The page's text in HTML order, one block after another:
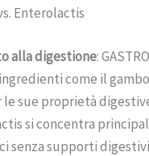
Enterolactis
alla digestione:
come il
le sue proprietà
si concentra
senza supporti